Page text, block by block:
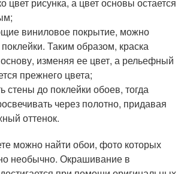
виниловое покрытие, можно
Таким образом, краска
изменяя ее цвет, а рельефный
прежнего цвета;
стены до поклейки обоев, тогда
через полотно, придавая
оттенок.
можно найти обои, фото которых
необычно. Окрашивание в